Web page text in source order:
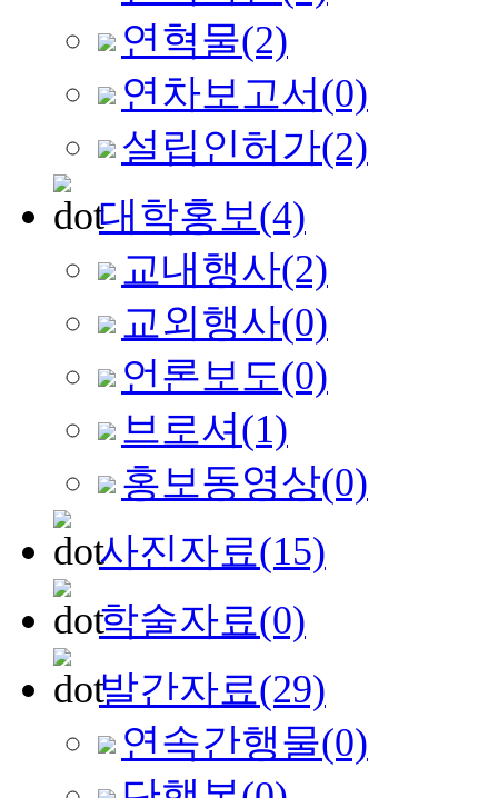
연혁물(2)
연차보고서 (0)
설립인허가(2)
대학홍보(4)
교내행사(2)
교외행사(0)
언론보도(0)
브로셔 (1)
홍보동영상(0)
사진자료(15)
학술자료(0)
발간자료(29)
연속간행물(0)